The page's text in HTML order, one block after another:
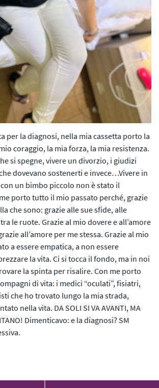
2022
2023
2024
2025
per la diagnosi, nella mia cassetta porto la
coraggio, la mia forza, la mia resistenza.
si spegne, vivere un divorzio, i giudizi
dovevano sostenerti e invece…Vivere in
un bimbo piccolo non è stato il
porto tutto il mio passato perché, grazie
che sono: grazie alle sue sfide, alle
le ruote. Grazie al mio dovere e all’amore
all’amore per me stessa. Grazie al mio
a essere empatica, a non essere
la vita. Ci si tocca il fondo, ma in noi
la spinta per risalire. Con me porto
di vita: i medici “oculati”, fisiatri,
che ho trovato lungo la mia strada,
nella vita. DA SOLI SI VA AVANTI, MA
Dimenticavo: e la diagnosi? SM